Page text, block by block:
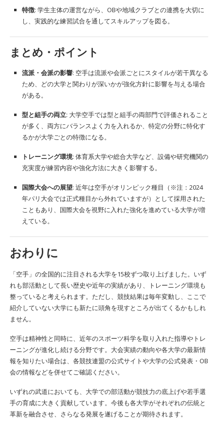
特徴: 学生主体の運営ながら、OBや地域クラブとの連携を大切に
し、実践的な練習試合を通してスキルアップを図る。
まとめ・ポイント
流派・会派の影響: 空手は流派や会派ごとにスタイルが若干異なる
ため、どの大学と関わりが深いかが強化方針に影響を与える場合
がある。
型と組手の両立: 大学空手では型と組手の両部門で評価されること
が多く、両方にバランスよく力を入れるか、特定の分野に特化す
るかが大学ごとの特徴になる。
トレーニング環境: 体育系大学や総合大学など、設備や研究機関の
充実度が練習内容や強化方法に大きく影響する。
国際大会への展望: 近年は空手がオリンピック種目（※注：2024
年パリ大会では正式種目から外れていますが）として採用された
こともあり、国際大会を視野に入れた強化を進めている大学が増
えている。
おわりに
「空手」の全国的に注目される大学を15校ずつ取り上げました。いず
れも部活動として長い歴史や近年の実績があり、トレーニング環境も
整っていると考えられます。ただし、競技結果は毎年変動し、ここで
紹介していない大学にも新たに頭角を現すところが出てくるかもしれ
ません。
空手は精神性と同時に、近年のスポーツ科学を取り入れた指導やトレ
ーニングが進化し続ける分野です。大会実績の動向や各大学の最新情
報を知りたい場合は、各競技連盟の公式サイトや大学の公式発表・OB
会の情報などを併せてご確認ください。
いずれの武道においても、大学での部活動が競技力の底上げや若手選
手の育成に大きく貢献しています。今後も各大学がそれぞれの伝統と
革新を融合させ、さらなる発展を遂げることが期待されます。